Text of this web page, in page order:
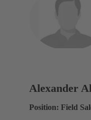
Alexander
Position: Field